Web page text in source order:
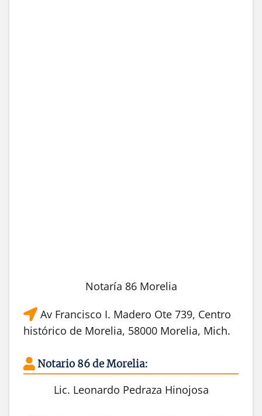
Notaría 86 Morelia
Av Francisco I. Madero Ote 739, Centro
histórico de Morelia, 58000 Morelia, Mich.
Notario 86 de Morelia:
Lic. Leonardo Pedraza Hinojosa